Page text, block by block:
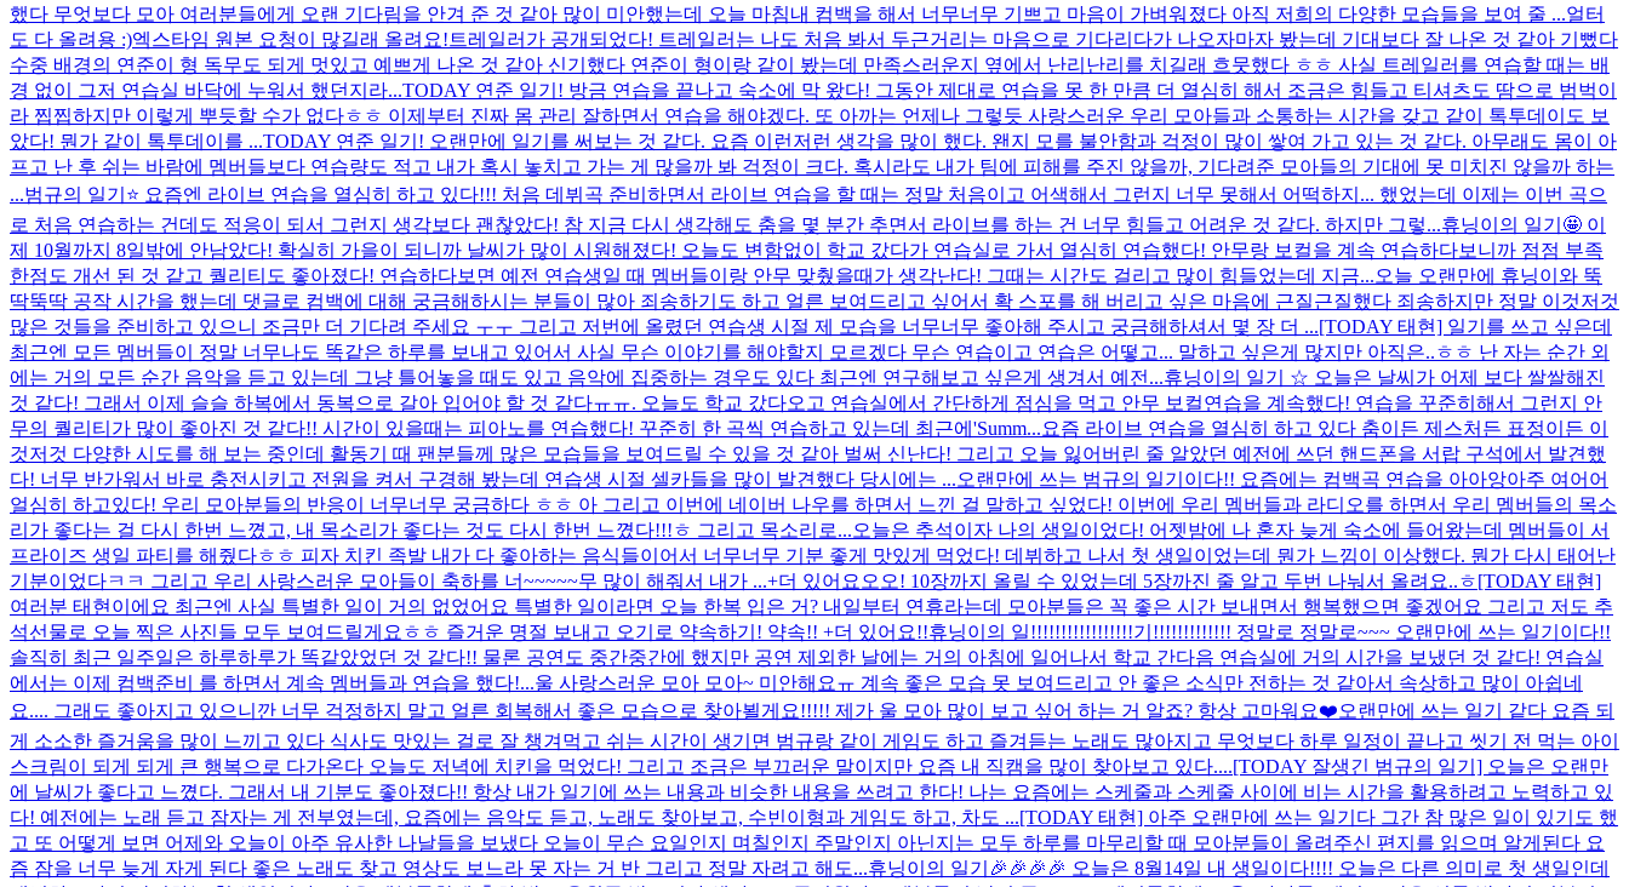
했다 무엇보다 모아 여러분들에게 오랜 기다림을 안겨 준 것 같아 많이 미안했는데 오늘 마침내 컴백을 해서 너무너무 기쁘고 마음이 가벼워졌다 아직 저희의 다양한 모습들을 보여 줄 ...얼터
도 다 올려용 :)엑스타임 원본 요청이 많길래 올려요! 트레일러가 공개되었다! 트레일러는 나도 처음 봐서 두근거리는 마음으로 기다리다가 나오자마자 봤는데 기대보다 잘 나온 것 같아 기뻤다
수중 배경의 연준이 형 독무도 되게 멋있고 예쁘게 나온 것 같아 신기했다 연준이 형이랑 같이 봤는데 만족스러운지 옆에서 난리난리를 치길래 흐뭇했다 ㅎㅎ 사실 트레일러를 연습할 때는 배
경 없이 그저 연습실 바닥에 누워서 했던지라...TODAY 연준 일기! 방금 연습을 끝나고 숙소에 막 왔다! 그동안 제대로 연습을 못 한 만큼 더 열심히 해서 조금은 힘들고 티셔츠도 땀으로 범벅이
라 찝찝하지만 이렇게 뿌듯할 수가 없다ㅎㅎ 이제부터 진짜 몸 관리 잘하면서 연습을 해야겠다. 또 아까는 언제나 그렇듯 사랑스러운 우리 모아들과 소통하는 시간을 갖고 같이 톡투데이도 보
았다! 뭔가 같이 톡투데이를 ...TODAY 연준 일기! 오랜만에 일기를 써보는 것 같다. 요즘 이런저런 생각을 많이 했다. 왠지 모를 불안함과 걱정이 많이 쌓여 가고 있는 것 같다. 아무래도 몸이 아
프고 난 후 쉬는 바람에 멤버들보다 연습량도 적고 내가 혹시 놓치고 가는 게 많을까 봐 걱정이 크다. 혹시라도 내가 팀에 피해를 주진 않을까, 기다려준 모아들의 기대에 못 미치진 않을까 하는
...범규의 일기⭐️ 요즘엔 라이브 연습을 열심히 하고 있다!!! 처음 데뷔곡 준비하면서 라이브 연습을 할 때는 정말 처음이고 어색해서 그런지 너무 못해서 어떡하지... 했었는데 이제는 이번 곡으
로 처음 연습하는 건데도 적응이 되서 그런지 생각보다 괜찮았다! 참 지금 다시 생각해도 춤을 몇 분간 추면서 라이브를 하는 건 너무 힘들고 어려운 것 같다. 하지만 그렇...휴닝이의 일기🤩 이
제 10월까지 8일밖에 안남았다! 확실히 가을이 되니까 날씨가 많이 시원해졌다! 오늘도 변함없이 학교 갔다가 연습실로 가서 열심히 연습했다! 안무랑 보컬을 계속 연습하다보니까 점점 부족
한점도 개선 된 것 같고 퀄리티도 좋아졌다! 연습하다보면 예전 연습생일 때 멤버들이랑 안무 맞췄을때가 생각난다! 그때는 시간도 걸리고 많이 힘들었는데 지금...오늘 오랜만에 휴닝이와 뚝
딱뚝딱 공작 시간을 했는데 댓글로 컴백에 대해 궁금해하시는 분들이 많아 죄송하기도 하고 얼른 보여드리고 싶어서 확 스포를 해 버리고 싶은 마음에 근질근질했다 죄송하지만 정말 이것저것
많은 것들을 준비하고 있으니 조금만 더 기다려 주세요 ㅜㅜ 그리고 저번에 올렸던 연습생 시절 제 모습을 너무너무 좋아해 주시고 궁금해하셔서 몇 장 더 ...[TODAY 태현] 일기를 쓰고 싶은데
최근엔 모든 멤버들이 정말 너무나도 똑같은 하루를 보내고 있어서 사실 무슨 이야기를 해야할지 모르겠다 무슨 연습이고 연습은 어떻고... 말하고 싶은게 많지만 아직은..ㅎㅎ 난 자는 순간 외
에는 거의 모든 순간 음악을 듣고 있는데 그냥 틀어놓을 때도 있고 음악에 집중하는 경우도 있다 최근엔 연구해보고 싶은게 생겨서 예전...휴닝이의 일기 ☆ 오늘은 날씨가 어제 보다 쌀쌀해진
것 같다! 그래서 이제 슬슬 하복에서 동복으로 갈아 입어야 할 것 같다ㅠㅠ. 오늘도 학교 갔다오고 연습실에서 간단하게 점심을 먹고 안무 보컬연습을 계속했다! 연습을 꾸준히해서 그런지 안
무의 퀄리티가 많이 좋아진 것 같다!! 시간이 있을때는 피아노를 연습했다! 꾸준히 한 곡씩 연습하고 있는데 최근에'Summ...요즘 라이브 연습을 열심히 하고 있다 춤이든 제스처든 표정이든 이
것저것 다양한 시도를 해 보는 중인데 활동기 때 팬분들께 많은 모습들을 보여드릴 수 있을 것 같아 벌써 신난다! 그리고 오늘 잃어버린 줄 알았던 예전에 쓰던 핸드폰을 서랍 구석에서 발견했
다! 너무 반가워서 바로 충전시키고 전원을 켜서 구경해 봤는데 연습생 시절 셀카들을 많이 발견했다 당시에는 ...오랜만에 쓰는 범규의 일기이다!! 요즘에는 컴백곡 연습을 아아앙아주 여어어
얼심히 하고있다! 우리 모아분들의 반응이 너무너무 궁금하다 ㅎㅎ 아 그리고 이번에 네이버 나우를 하면서 느낀 걸 말하고 싶었다! 이번에 우리 멤버들과 라디오를 하면서 우리 멤버들의 목소
리가 좋다는 걸 다시 한번 느꼈고, 내 목소리가 좋다는 것도 다시 한번 느꼈다!!!ㅎ 그리고 목소리로...오늘은 추석이자 나의 생일이었다! 어젯밤에 나 혼자 늦게 숙소에 들어왔는데 멤버들이 서
프라이즈 생일 파티를 해줬다ㅎㅎ 피자 치킨 족발 내가 다 좋아하는 음식들이어서 너무너무 기분 좋게 맛있게 먹었다! 데뷔하고 나서 첫 생일이었는데 뭔가 느낌이 이상했다. 뭔가 다시 태어난
기분이었다ㅋㅋ 그리고 우리 사랑스러운 모아들이 축하를 너~~~~~무 많이 해줘서 내가 ...+더 있어요오오! 10장까지 올릴 수 있었는데 5장까진 줄 알고 두번 나눠서 올려요..ㅎ[TODAY 태현]
여러분 태현이에요 최근엔 사실 특별한 일이 거의 없었어요 특별한 일이라면 오늘 한복 입은 거? 내일부터 연휴라는데 모아분들은 꼭 좋은 시간 보내면서 행복했으면 좋겠어요 그리고 저도 추
석선물로 오늘 찍은 사진들 모두 보여드릴게요ㅎㅎ 즐거운 명절 보내고 오기로 약속하기! 약속!! +더 있어요!!휴닝이의 일!!!!!!!!!!!!!!!!!기!!!!!!!!!!!!! 정말로 정말로~~~ 오랜만에 쓰는 일기이다!!
솔직히 최근 일주일은 하루하루가 똑같았었던 것 같다!! 물론 공연도 중간중간에 했지만 공연 제외한 날에는 거의 아침에 일어나서 학교 간다음 연습실에 거의 시간을 보냈던 것 같다! 연습실
에서는 이제 컴백준비 를 하면서 계속 멤버들과 연습을 했다!...울 사랑스러운 모아 모아~ 미안해요ㅠ 계속 좋은 모습 못 보여드리고 안 좋은 소식만 전하는 것 같아서 속상하고 많이 아쉽네
요.... 그래도 좋아지고 있으니깐 너무 걱정하지 말고 얼른 회복해서 좋은 모습으로 찾아뵐게요!!!!! 제가 울 모아 많이 보고 싶어 하는 거 알죠? 항상 고마워요❤️오랜만에 쓰는 일기 같다 요즘 되
게 소소한 즐거움을 많이 느끼고 있다 식사도 맛있는 걸로 잘 챙겨먹고 쉬는 시간이 생기면 범규랑 같이 게임도 하고 즐겨듣는 노래도 많아지고 무엇보다 하루 일정이 끝나고 씻기 전 먹는 아이
스크림이 되게 되게 큰 행복으로 다가온다 오늘도 저녁에 치킨을 먹었다! 그리고 조금은 부끄러운 말이지만 요즘 내 직캠을 많이 찾아보고 있다....[TODAY 잘생긴 범규의 일기] 오늘은 오랜만
에 날씨가 좋다고 느꼈다. 그래서 내 기분도 좋아졌다!! 항상 내가 일기에 쓰는 내용과 비슷한 내용을 쓰려고 한다! 나는 요즘에는 스케줄과 스케줄 사이에 비는 시간을 활용하려고 노력하고 있
다! 예전에는 노래 듣고 잠자는 게 전부였는데, 요즘에는 음악도 듣고, 노래도 찾아보고, 수빈이형과 게임도 하고, 차도 ...[TODAY 태현] 아주 오랜만에 쓰는 일기다 그간 참 많은 일이 있기도 했
고 또 어떻게 보면 어제와 오늘이 아주 유사한 나날들을 보냈다 오늘이 무슨 요일인지 며칠인지 주말인지 아닌지는 모두 하루를 마무리할 때 모아분들이 올려주신 편지를 읽으며 알게된다 요
즘 잠을 너무 늦게 자게 된다 좋은 노래도 찾고 영상도 보느라 못 자는 거 반 그리고 정말 자려고 해도...휴닝이의 일기🎉🎉🎉🎉 오늘은 8월14일 내 생일이다!!!! 오늘은 다른 의미로 첫 생일인데